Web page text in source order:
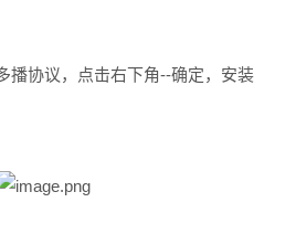
协议，点击右下角--确定，安装